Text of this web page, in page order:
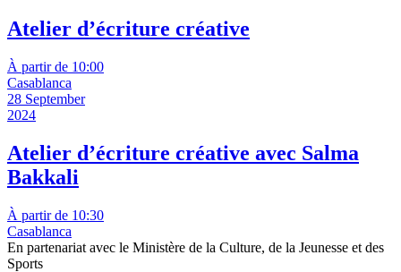
Atelier d’écriture créative
À partir de 10:00
Casablanca
28 September
2024
Atelier d’écriture créative avec Salma
Bakkali
À partir de 10:30
Casablanca
En partenariat avec le Ministère de la Culture, de la Jeunesse et des
Sports